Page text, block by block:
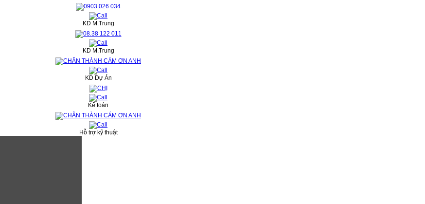
KD M.Trung
KD M.Trung
KD Dự Án
Kế toán
Hỗ trợ kỹ thuật